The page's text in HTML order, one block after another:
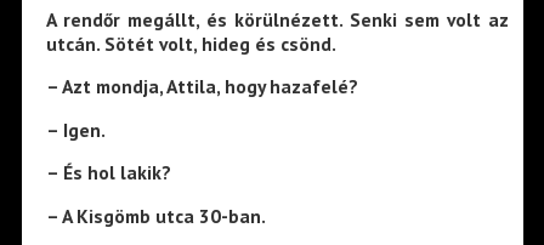
A rendőr megállt, és körülnézett. Senki sem volt az
utcán. Sötét volt, hideg és csönd.
– Azt mondja, Attila, hogy hazafelé?
– Igen.
– És hol lakik?
– A Kisgömb utca 30-ban.